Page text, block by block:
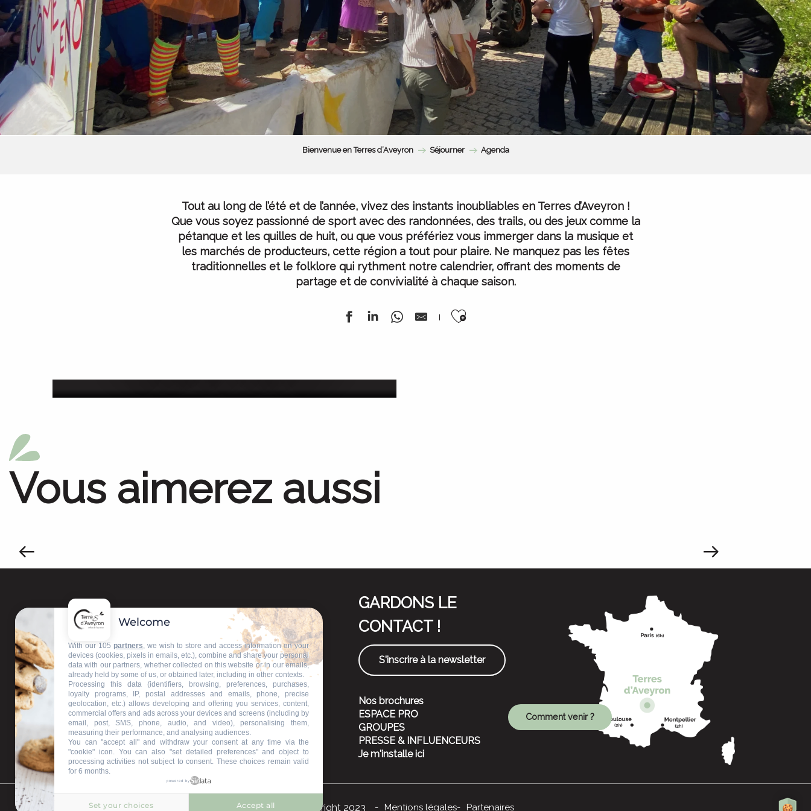
Bienvenue en Terres d’Aveyron Séjourner Agenda
Tout au long de l’été et de l’année, vivez des instants inoubliables en Terres d’Aveyron !
Que vous soyez passionné de sport avec des randonnées, des trails, ou des jeux comme la
pétanque et les quilles de huit, ou que vous préfériez vous immerger dans la musique et
les marchés de producteurs, cette région a tout pour plaire. Ne manquez pas les fêtes
traditionnelles et le folklore qui rythment notre calendrier, offrant des moments de
partage et de convivialité à chaque saison.
Ajouter aux favoris
Vous aimerez aussi
Nos bureaux d'accueil
Restons connectés
GARDONS LE
CONTACT !
S'inscrire à la newsletter
Nos brochures
ESPACE PRO
GROUPES
PRESSE & INFLUENCEURS
Je m'installe ici
Comment venir ?
©Copyright 2023 Mentions légales Partenaires
Welcome
With our 105 partners, we wish to store and access information on your
devices (cookies, pixels in emails, etc.), combine and share your personal
data with our partners, whether collected on this website or in our emails,
already held by some of us, or obtained later, including in other contexts.
Processing this data (identifiers, browsing, preferences, purchases,
loyalty programs, IP, postal addresses and emails, phone, precise
geolocation, etc.) allows developing and offering you services, content,
commercial offers and ads across your devices and screens (including by
email, post, SMS, phone, audio, and video), personalising them,
measuring their performance, and analysing audiences.
You can "accept all" and withdraw your consent at any time via the
"cookie" icon. You can also "set detailed preferences" and object to
processing activities not subject to consent. These choices remain valid
for 6 months.
powered by
Set your choices Accept all